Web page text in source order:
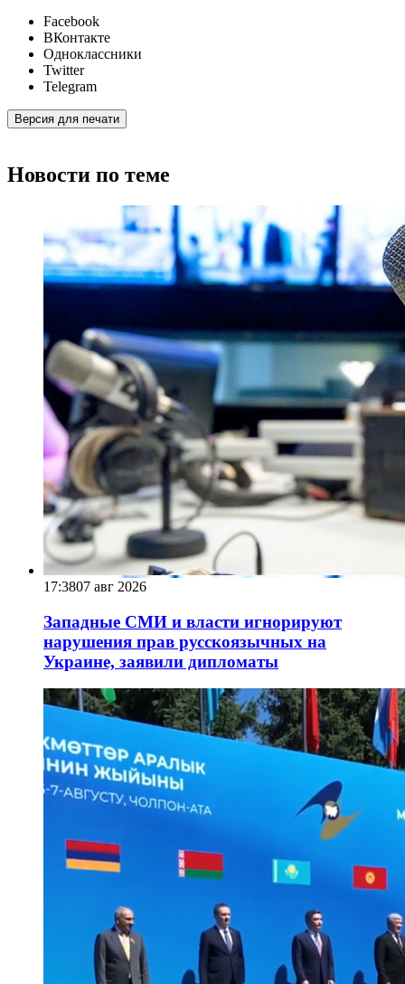
Facebook
ВКонтакте
Одноклассники
Twitter
Telegram
Версия для печати
Новости по теме
17:3807 авг 2026
Западные СМИ и власти игнорируют
нарушения прав русскоязычных на
Украине, заявили дипломаты